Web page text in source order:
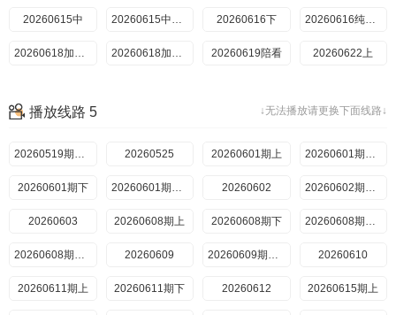
202607208期中 202607208期中纯享 202607218期下 202607218期下纯享
202607238期加更下 202607248期陪看 202607279期上 202607289期上纯享
202607319期陪看
2026080410期下纯享 20260805超前彩蛋
20260615中 20260615中纯享 20260616下 20260616纯享下
20260618加更上 20260618加更下 20260619陪看 20260622上
20260623下纯享
20260626陪看 20260629上 20260629中 20260629上纯享
20260629中纯享 20260630下 20260630下纯享 20260706超前彩蛋
20260702加更上 20260702加更下 20260703陪看 20260706上
20260706上纯享 20260706中 20260706中纯享 20260707下
20260707下纯享 20260708超前彩蛋 20260709加更上 20260709加更下
↓无法播放请更换下面线路↓
播放线路 5
20260519期回顾 20260525 20260601期上 20260601期上纯享
20260601期下 20260601期下纯享 20260602 20260602期纯享
20260603 20260608期上 20260608期下 20260608期上纯享
20260608期下纯享 20260609 20260609期纯享 20260610
20260611期上 20260611期下 20260612 20260615期上